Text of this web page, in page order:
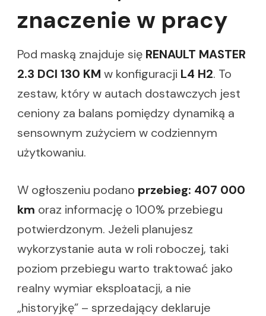
znaczenie w pracy
Pod maską znajduje się RENAULT MASTER
2.3 DCI 130 KM w konfiguracji L4 H2. To
zestaw, który w autach dostawczych jest
ceniony za balans pomiędzy dynamiką a
sensownym zużyciem w codziennym
użytkowaniu.
W ogłoszeniu podano przebieg: 407 000
km oraz informację o 100% przebiegu
potwierdzonym. Jeżeli planujesz
wykorzystanie auta w roli roboczej, taki
poziom przebiegu warto traktować jako
realny wymiar eksploatacji, a nie
„historyjkę” – sprzedający deklaruje